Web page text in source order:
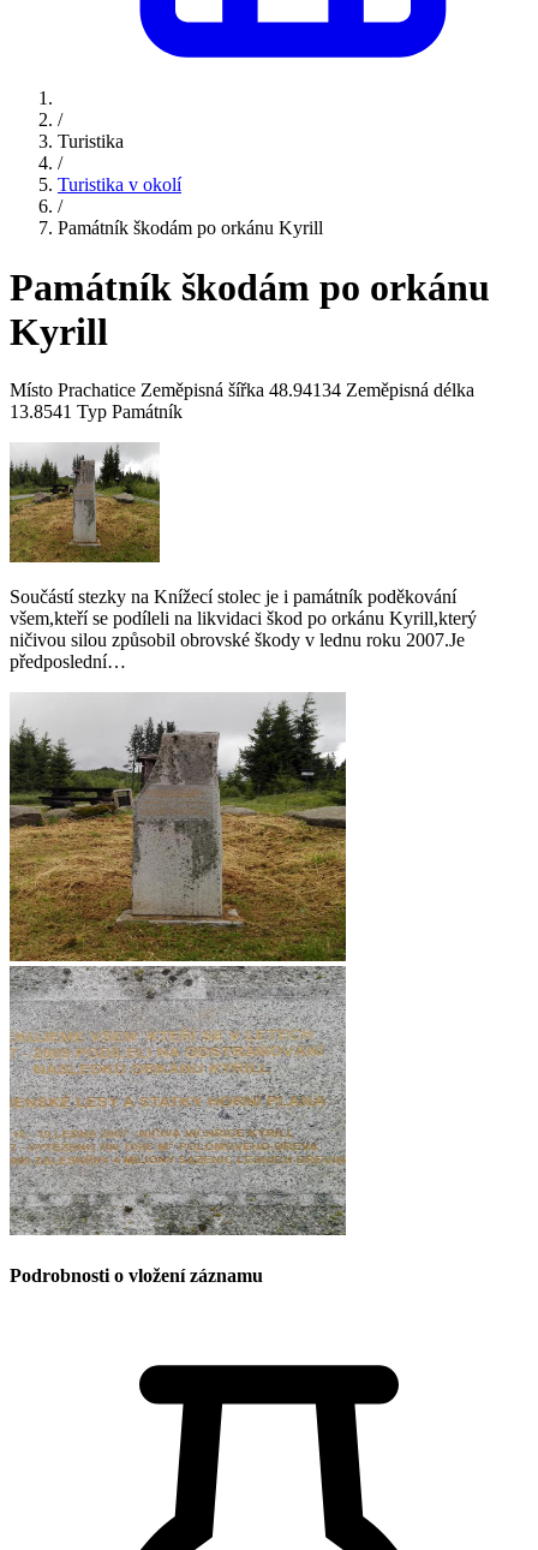
/
Turistika
/
Turistika v okolí
/
Památník škodám po orkánu Kyrill
Památník škodám po orkánu
Kyrill
Místo Prachatice Zeměpisná šířka 48.94134 Zeměpisná délka
13.8541 Typ Památník
Součástí stezky na Knížecí stolec je i památník poděkování
všem,kteří se podíleli na likvidaci škod po orkánu Kyrill,který
ničivou silou způsobil obrovské škody v lednu roku 2007.Je
předposlední…
Podrobnosti o vložení záznamu